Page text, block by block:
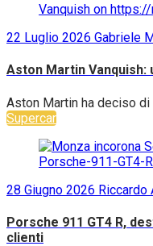
22 Luglio 2026 Gabriele
Aston Martin Vanquish:
Aston Martin ha deciso di
Supercar
28 Giugno 2026 Riccardo
Porsche 911 GT4 R,
clienti